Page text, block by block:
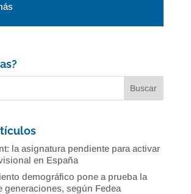
la asignatura pendiente para activar
en España
demográfico pone a prueba la
generaciones, según Fedea